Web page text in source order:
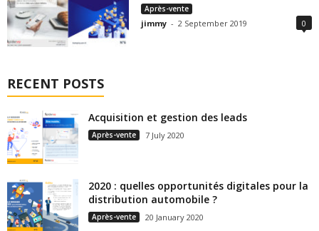
Après-vente
jimmy - 2 September 2019 0
RECENT POSTS
Acquisition et gestion des leads
Après-vente 7 July 2020
2020 : quelles opportunités digitales pour la
distribution automobile ?
Après-vente 20 January 2020